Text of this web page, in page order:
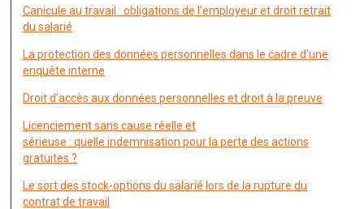
Canicule au travail : obligations de l’employeur et droit retrait
du salarié
La protection des données personnelles dans le cadre d’une
enquête interne
Droit d’accès aux données personnelles et droit à la preuve
Licenciement sans cause réelle et
sérieuse : quelle indemnisation pour la perte des actions
gratuites ?
Le sort des stock-options du salarié lors de la rupture du
contrat de travail